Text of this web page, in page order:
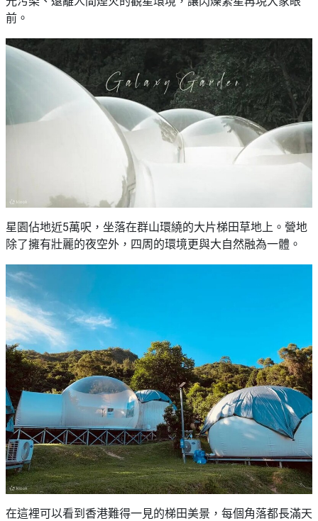
前。
星園佔地近5萬呎，坐落在群山環繞的大片梯田草地上。營地
除了擁有壯麗的夜空外，四周的環境更與大自然融為一體。
在這裡可以看到香港難得一見的梯田美景，每個角落都長滿天